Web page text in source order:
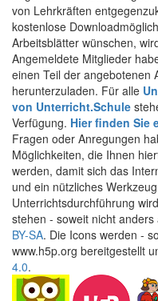
von Lehrkräften
kostenlose
Arbeitsblätter wünschen,
Angemeldete Mitglieder
einen Teil der angebotenen
herunterzuladen. Für alle
von Unterricht.Schule
Verfügung. Hier finden Sie
Fragen oder Anregungen
Möglichkeiten, die Ihnen
werden, damit sich das
und ein nützliches
Unterrichtsdurchführung
stehen - soweit nicht
BY-SA. Die Icons werden -
www.h5p.org bereitgestellt
4.0.